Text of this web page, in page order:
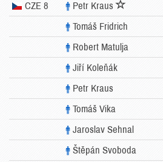
CZE 8 Petr Kraus
Tomáš Fridrich
Robert Matulja
Jiří Koleňák
Petr Kraus
Tomáš Vika
Jaroslav Sehnal
Štěpán Svoboda